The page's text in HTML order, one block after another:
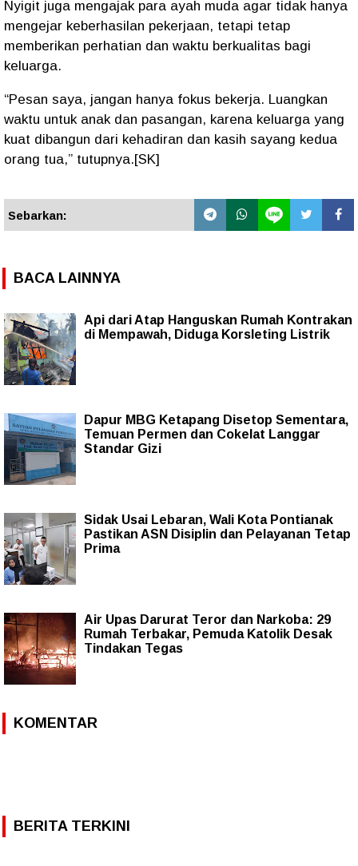
Nyigit juga mengajak para ayah muda agar tidak hanya
mengejar keberhasilan pekerjaan, tetapi tetap
memberikan perhatian dan waktu berkualitas bagi
keluarga.
“Pesan saya, jangan hanya fokus bekerja. Luangkan
waktu untuk anak dan pasangan, karena keluarga yang
kuat dibangun dari kehadiran dan kasih sayang kedua
orang tua,” tutupnya.[SK]
Sebarkan:
BACA LAINNYA
Api dari Atap Hanguskan Rumah Kontrakan
di Mempawah, Diduga Korsleting Listrik
Dapur MBG Ketapang Disetop Sementara,
Temuan Permen dan Cokelat Langgar
Standar Gizi
Sidak Usai Lebaran, Wali Kota Pontianak
Pastikan ASN Disiplin dan Pelayanan Tetap
Prima
Air Upas Darurat Teror dan Narkoba: 29
Rumah Terbakar, Pemuda Katolik Desak
Tindakan Tegas
KOMENTAR
BERITA TERKINI